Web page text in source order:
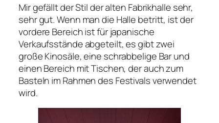
Mir gefällt der Stil der alten Fabrikhalle sehr,
sehr gut. Wenn man die Halle betritt, ist der
vordere Bereich ist für japanische
Verkaufsstände abgeteilt, es gibt zwei
große Kinosäle, eine schrabbelige Bar und
einen Bereich mit Tischen, der auch zum
Basteln im Rahmen des Festivals verwendet
wird.